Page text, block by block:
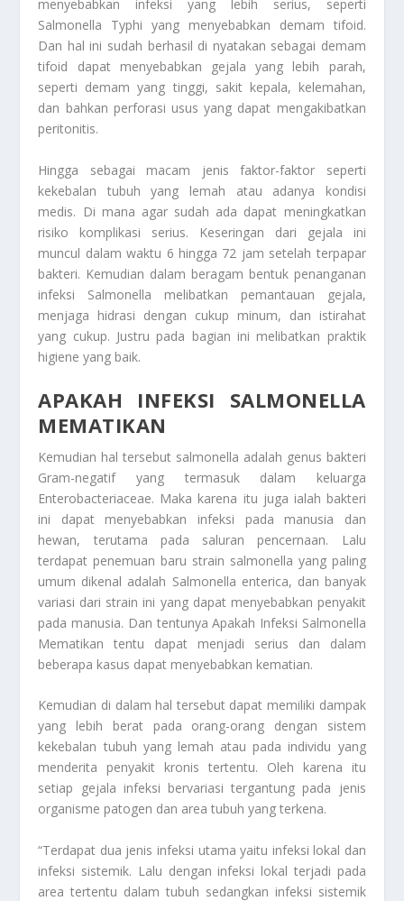
menyebabkan infeksi yang lebih serius, seperti
Salmonella Typhi yang menyebabkan demam tifoid.
Dan hal ini sudah berhasil di nyatakan sebagai demam
tifoid dapat menyebabkan gejala yang lebih parah,
seperti demam yang tinggi, sakit kepala, kelemahan,
dan bahkan perforasi usus yang dapat mengakibatkan
peritonitis.
Hingga sebagai macam jenis faktor-faktor seperti
kekebalan tubuh yang lemah atau adanya kondisi
medis. Di mana agar sudah ada dapat meningkatkan
risiko komplikasi serius. Keseringan dari gejala ini
muncul dalam waktu 6 hingga 72 jam setelah terpapar
bakteri. Kemudian dalam beragam bentuk penanganan
infeksi Salmonella melibatkan pemantauan gejala,
menjaga hidrasi dengan cukup minum, dan istirahat
yang cukup. Justru pada bagian ini melibatkan praktik
higiene yang baik.
APAKAH INFEKSI SALMONELLA
MEMATIKAN
Kemudian hal tersebut salmonella adalah genus bakteri
Gram-negatif yang termasuk dalam keluarga
Enterobacteriaceae. Maka karena itu juga ialah bakteri
ini dapat menyebabkan infeksi pada manusia dan
hewan, terutama pada saluran pencernaan. Lalu
terdapat penemuan baru strain salmonella yang paling
umum dikenal adalah Salmonella enterica, dan banyak
variasi dari strain ini yang dapat menyebabkan penyakit
pada manusia. Dan tentunyaApakah Infeksi Salmonella
Mematikan tentu dapat menjadi serius dan dalam
beberapa kasus dapat menyebabkan kematian.
Kemudian di dalam hal tersebut dapat memiliki dampak
yang lebih berat pada orang-orang dengan sistem
kekebalan tubuh yang lemah atau pada individu yang
menderita penyakit kronis tertentu. Oleh karena itu
setiap gejala infeksi bervariasi tergantung pada jenis
organisme patogen dan area tubuh yang terkena.
“Terdapat dua jenis infeksi utama yaitu infeksi lokal dan
infeksi sistemik. Lalu dengan infeksi lokal terjadi pada
area tertentu dalam tubuh sedangkan infeksi sistemik